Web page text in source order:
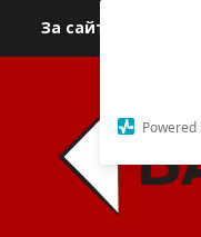
Powered
За сайта